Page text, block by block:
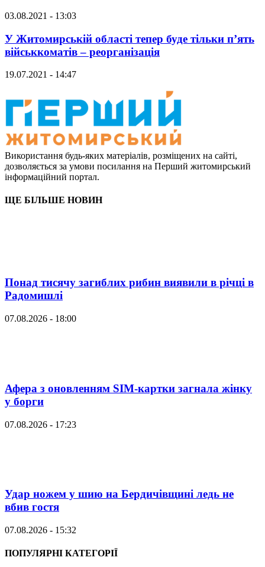
03.08.2021 - 13:03
У Житомирській області тепер буде тільки п’ять
військкоматів – реорганізація
19.07.2021 - 14:47
Використання будь-яких матеріалів, розміщених на сайті,
дозволяється за умови посилання на Перший житомирський
інформаційний портал.
ЩЕ БІЛЬШЕ НОВИН
Понад тисячу загиблих рибин виявили в річці в
Радомишлі
07.08.2026 - 18:00
Афера з оновленням SIM-картки загнала жінку
у борги
07.08.2026 - 17:23
Удар ножем у шию на Бердичівщині ледь не
вбив гостя
07.08.2026 - 15:32
ПОПУЛЯРНІ КАТЕГОРІЇ